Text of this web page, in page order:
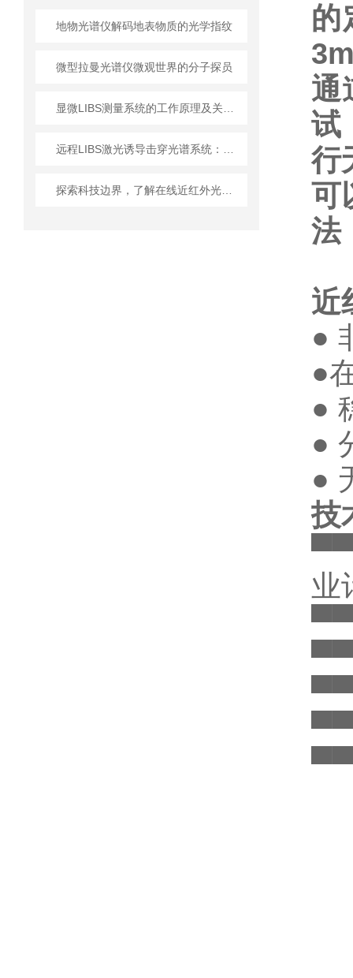
地物光谱仪解码地表物质的光学指纹
微型拉曼光谱仪微观世界的分子探员
的
通
试
行
可
法
近
●
●
●
●
●
技
▀▀
业
▀▀
▀▀
▀▀
▀▀
▀▀